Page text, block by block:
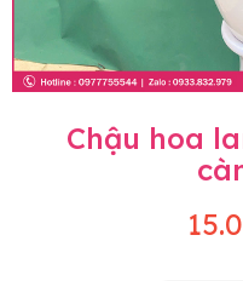
Chậu hoa